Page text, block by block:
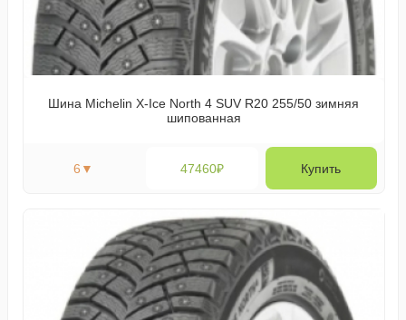
Шина Michelin X-Ice North 4 SUV R20 255/50 зимняя
шипованная
6 ▼ 47460₽ Купить